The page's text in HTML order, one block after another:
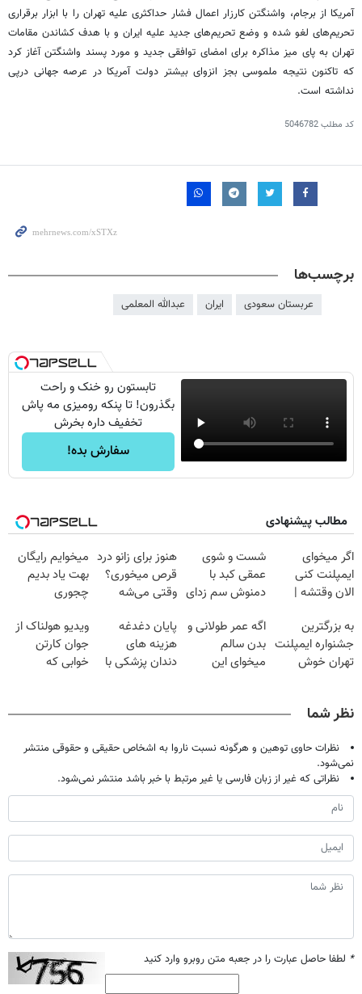
آمریکا از برجام، واشنگتن کارزار اعمال فشار حداکثری علیه تهران را با ابزار برقراری
تحریم‌های لغو شده و وضع تحریم‌های جدید علیه ایران و با هدف کشاندن مقامات
تهران به پای میز مذاکره برای امضای توافقی جدید و مورد پسند واشنگتن آغاز کرد
که تاکنون نتیجه ملموسی بجز انزوای بیشتر دولت آمریکا در عرصه جهانی درپی
نداشته است.
کد مطلب5046782
برچسب‌ها
عربستان سعودی ایران عبدالله المعلمی
تابستون رو خنک و راحت
بگذرون! تا پنکه رومیزی مه پاش
تخفیف داره بخرش
سفارش بده!
مطالب پیشنهادی
اگر میخوای
ایمپلنت کنی
الان وقتشه |
میلیون تومان!!!
شست و شوی
عمقی کبد با
دمنوش سم زدای
هنوز برای زانو درد
قرص میخوری؟
وقتی می‌شه
درمانش کرد؟؟؟؟
میخوایم رایگان
بهت یاد بدیم
چجوری
نداری امتحانش
مجانیه
به بزرگترین
جشنواره ایمپلنت
تهران خوش
اگه عمر طولانی و
بدن سالم
میخوای این
پایان دغدغه
هزینه های
دندان پزشکی با
ویدیو هولناک از
جوان کارتن
خوابی که
نظر شما
نظرات حاوی توهین و هرگونه نسبت ناروا به اشخاص حقیقی و حقوقی منتشر
نمی‌شود.
نظراتی که غیر از زبان فارسی یا غیر مرتبط با خبر باشد منتشر نمی‌شود.
* لطفا حاصل عبارت را در جعبه متن روبرو وارد کنید